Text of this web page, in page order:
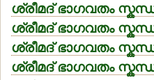
ശ്രീമദ് ഭാഗവതം
ശ്രീമദ് ഭാഗവതം
ശ്രീമദ് ഭാഗവതം
ശ്രീമദ് ഭാഗവതം